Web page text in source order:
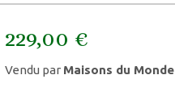
229,00 €
Vendu par Maisons du Monde